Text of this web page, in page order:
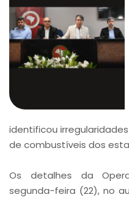
identificou
de combustíveis dos
Os detalhes da
segunda-feira (22), no